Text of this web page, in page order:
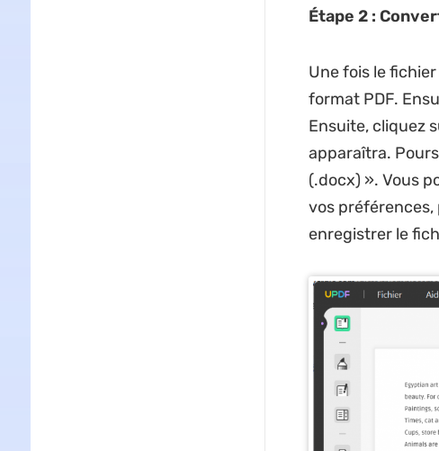
Étape 2 :
Une fois le
format PDF.
Ensuite, cliquez
apparaîtra.
(.docx) ». Vous
vos
enregistrer le